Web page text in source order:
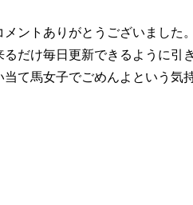
ントありがとうございました
だけ毎日更新できるように引
て馬女子でごめんよという気